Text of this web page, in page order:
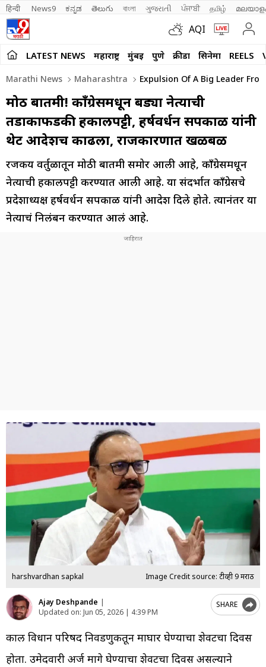
हिन्दी News9 ಕನ್ನಡ తెలుగు বাংলা ગુજરાતી ਪੰਜਾਬੀ தமிழ்
AQI
LATEST NEWS महाराष्ट्र मुंबई पुणे क्रीडा सिनेमा REELS
Marathi News Maharashtra Expulsion Of A Big Leader
मोठी बातमी! काँग्रेसमधून बड्या नेत्याची
तडाकाफडकी हकालपट्टी, हर्षवर्धन सपकाळ यांनी
थेट आदेशच काढला, राजकारणात खळबळ
रजकीय वर्तुळातून मोठी बातमी समोर आली आहे, काँग्रेसमधून
नेत्याची हकालपट्टी करण्यात आली आहे. या संदर्भात काँग्रेसचे
प्रदेशाध्यक्ष हर्षवर्धन सपकाळ यांनी आदेश दिले होते. त्यानंतर या
नेत्याचं निलंबन करण्यात आलं आहे.
harshvardhan sapkal Image Credit source: टीव्ही 9 मराठी
Ajay Deshpande |
Updated on: Jun 05, 2026 | 4:39 PM
SHARE
काल विधान परिषद निवडणुकीतून माघार घेण्याचा शेवटचा दिवस
होता. उमेदवारी अर्ज मागे घेण्याचा शेवटचा दिवस असल्याने